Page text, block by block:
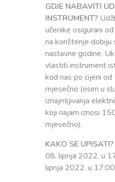
GDJE NABAVITI
INSTRUMENT?
učenike osigurani
na korištenje dobiju
nastavne godine.
vlastiti instrument
kod nas po cijeni
mjesečno (osim u
iznajmljivanja
koji najam iznosi
mjesečno).
KAKO SE UPISATI?
08. lipnja 2022. u
lipnja 2022. u